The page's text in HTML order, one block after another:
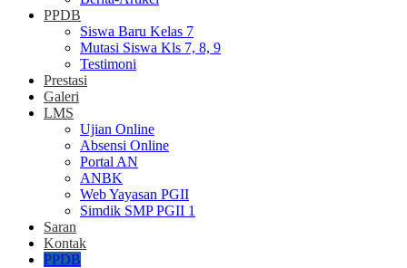
PPDB
Siswa Baru Kelas 7
Mutasi Siswa Kls 7, 8, 9
Testimoni
Prestasi
Galeri
LMS
Ujian Online
Absensi Online
Portal AN
ANBK
Web Yayasan PGII
Simdik SMP PGII 1
Saran
Kontak
PPDB